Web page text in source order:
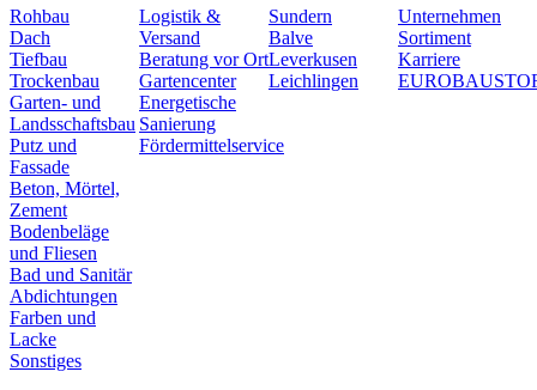
Rohbau
Dach
Tiefbau
Trockenbau
Garten- und
Landsschaftsbau
Putz und
Fassade
Beton, Mörtel,
Zement
Bodenbeläge
und Fliesen
Bad und Sanitär
Abdichtungen
Farben und
Lacke
Sonstiges
Logistik &
Versand
Beratung vor Ort
Gartencenter
Energetische
Sanierung
Fördermittelservice
Sundern
Balve
Leverkusen
Leichlingen
Unternehmen
Sortiment
Karriere